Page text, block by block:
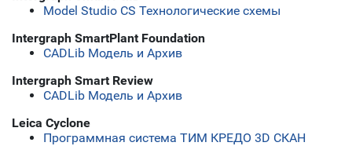
Model Studio CS Технологические схемы
Intergraph SmartPlant Foundation
CADLib Модель и Архив
Intergraph Smart Review
CADLib Модель и Архив
Leica Cyclone
Программная система ТИМ КРЕДО 3D СКАН